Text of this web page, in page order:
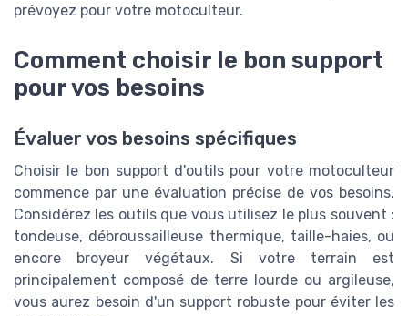
prévoyez pour votre motoculteur.
Comment choisir le bon support
pour vos besoins
Évaluer vos besoins spécifiques
Choisir le bon support d'outils pour votre motoculteur
commence par une évaluation précise de vos besoins.
Considérez les outils que vous utilisez le plus souvent :
tondeuse, débroussailleuse thermique, taille-haies, ou
encore broyeur végétaux. Si votre terrain est
principalement composé de terre lourde ou argileuse,
vous aurez besoin d'un support robuste pour éviter les